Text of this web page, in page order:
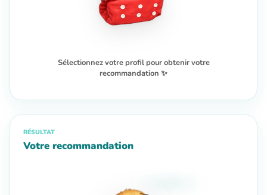
Sélectionnez votre profil pour obtenir votre
recommandation ✨
RÉSULTAT
Votre recommandation